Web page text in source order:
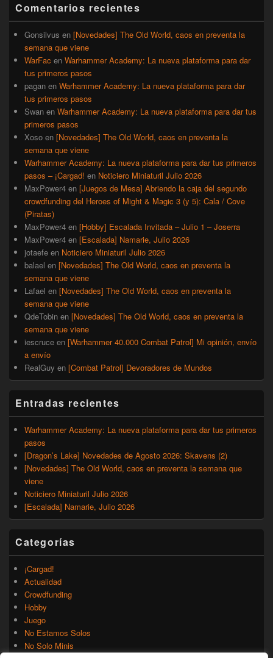
lateral
primaria
Comentarios recientes
Gonsilvus en [Novedades] The Old World, caos en preventa la
semana que viene
WarFac en Warhammer Academy: La nueva plataforma para dar
tus primeros pasos
pagan en Warhammer Academy: La nueva plataforma para dar
tus primeros pasos
Swan en Warhammer Academy: La nueva plataforma para dar tus
primeros pasos
Xoso en [Novedades] The Old World, caos en preventa la
semana que viene
Warhammer Academy: La nueva plataforma para dar tus primeros
pasos – ¡Cargad! en Noticiero Miniaturil Julio 2026
MaxPower4 en [Juegos de Mesa] Abriendo la caja del segundo
crowdfunding del Heroes of Might & Magic 3 (y 5): Cala / Cove
(Piratas)
MaxPower4 en [Hobby] Escalada Invitada – Julio 1 – Joserra
MaxPower4 en [Escalada] Namarie, Julio 2026
jotaefe en Noticiero Miniaturil Julio 2026
balael en [Novedades] The Old World, caos en preventa la
semana que viene
Lafael en [Novedades] The Old World, caos en preventa la
semana que viene
QdeTobin en [Novedades] The Old World, caos en preventa la
semana que viene
iescruce en [Warhammer 40.000 Combat Patrol] Mi opinión, envío
a envío
RealGuy en [Combat Patrol] Devoradores de Mundos
Entradas recientes
Warhammer Academy: La nueva plataforma para dar tus primeros
pasos
[Dragon’s Lake] Novedades de Agosto 2026: Skavens (2)
[Novedades] The Old World, caos en preventa la semana que
viene
Noticiero Miniaturil Julio 2026
[Escalada] Namarie, Julio 2026
Categorías
¡Cargad!
Actualidad
Crowdfunding
Hobby
Juego
No Estamos Solos
No Solo Minis